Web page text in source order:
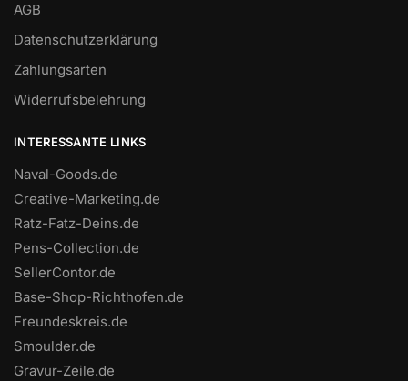
AGB
Datenschutzerklärung
Zahlungsarten
Widerrufsbelehrung
INTERESSANTE LINKS
Naval-Goods.de
Creative-Marketing.de
Ratz-Fatz-Deins.de
Pens-Collection.de
SellerContor.de
Base-Shop-Richthofen.de
Freundeskreis.de
Smoulder.de
Gravur-Zeile.de